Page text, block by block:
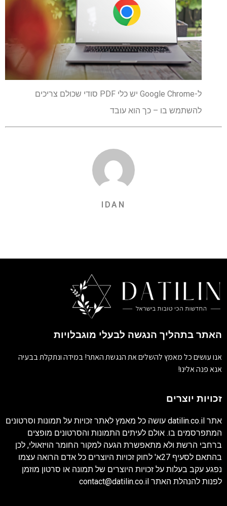
ל-Google Chrome יש כלי PDF סודי שכולם צריכים
להשתמש בו – כך הוא עובד
IDAN
האתר בתהליך הנגשה לבעלי מוגבלויות
אנו עושים כל מאמץ להשלים את הנגשת האתר! במידה ונתקלת בבעיה
אנא פנה אלינו!
זכויות יוצרים
אתר datilin.co.il עושה כל מאמץ לאתר זכויות על תמונות וסרטונים
המתפרסמים בו. אולם לעיתים התמונות והסרטונים מופצים
ברחבי הרשת ולא מתאפשרת הגעה למקור החומר הויזאולי, לכן
בהתאם לסעיף 27א' לחוק זכויות היוצרים כל אדם הרואה עצמו
נפגע עקב בעלות על זכויות היוצרים של תמונה או סרטון מוזמן
לפנות להנהלת האתר contact@datilin.co.il